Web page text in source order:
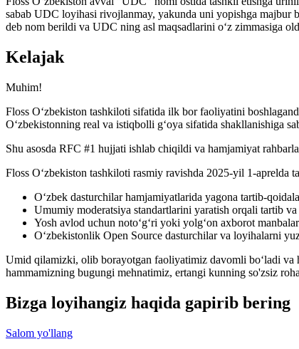
sabab UDC loyihasi rivojlanmay, yakunda uni yopishga majbur
deb nom berildi va UDC ning asl maqsadlarini o‘z zimmasiga
Kelajak
Muhim!
Floss O‘zbekiston tashkiloti sifatida ilk bor faoliyatini
O‘zbekistonning real va istiqbolli g‘oya sifatida shakllanishiga
Shu asosda RFC #1 hujjati ishlab chiqildi va hamjamiyat
Floss O‘zbekiston tashkiloti rasmiy ravishda 2025-yil 1-
O‘zbek dasturchilar hamjamiyatlarida yagona tartib-
Umumiy moderatsiya standartlarini yaratish orqali tartib
Yosh avlod uchun noto‘g‘ri yoki yolg‘on axborot
O‘zbekistonlik Open Source dasturchilar va loyihalarni
Umid qilamizki, olib borayotgan faoliyatimiz davomli bo‘ladi va
hammamizning bugungi mehnatimiz, ertangi kunning so'zsiz
Bizga loyihangiz haqida gapirib bering
Salom yo'llang